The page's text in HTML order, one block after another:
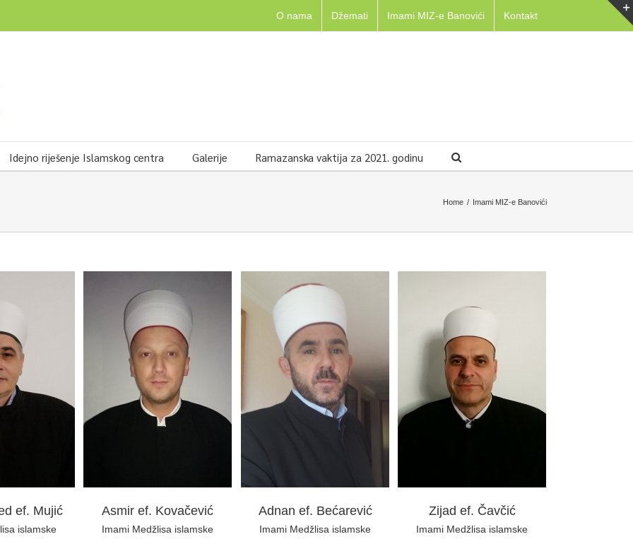
O nama Džemati Imami MIZ-e Banovići Kontakt
Idejno riješenje Islamskog centra Galerije Ramazanska vaktija za 2021. godinu
Home / Imami MIZ-e Banovići
ef. Mujić
islamske
Kovačević
islamske
Asmir ef. Kovačević
Imami Medžlisa islamske
Adnan ef. Bećarević
Imami Medžlisa islamske
zajednice Banovići
Adnan ef. Bećarević
Imami Medžlisa islamske
Zijad ef. Čavčić
Imami Medžlisa islamske
zajednice Banovići
Zijad ef. Čavčić
Imami Medžlisa islamske